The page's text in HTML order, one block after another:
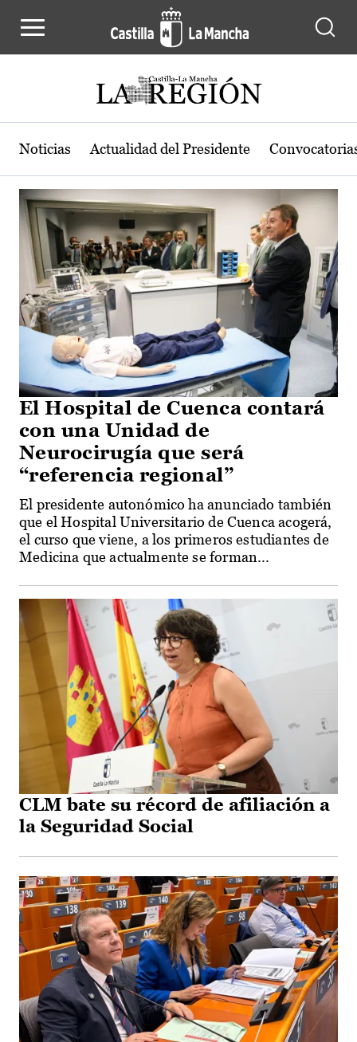
Actualidad de la región de Castilla-
Noticias Actualidad del Presidente
El Hospital de Cuenca contará
con una Unidad de
Neurocirugía que será
“referencia regional”
El presidente autonómico ha anunciado también
que el Hospital Universitario de Cuenca acogerá,
el curso que viene, a los primeros estudiantes de
Medicina que actualmente se forman...
CLM bate su récord de afiliación a
la Seguridad Social